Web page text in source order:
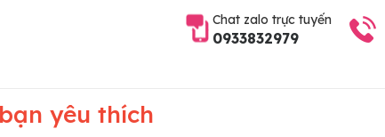
Chat zalo trực tuyến
0933832979
yêu thích